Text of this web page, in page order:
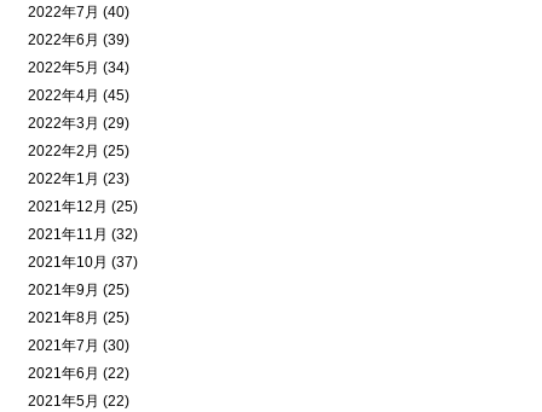
2022年7月 (40)
2022年6月 (39)
2022年5月 (34)
2022年4月 (45)
2022年3月 (29)
2022年2月 (25)
2022年1月 (23)
2021年12月 (25)
2021年11月 (32)
2021年10月 (37)
2021年9月 (25)
2021年8月 (25)
2021年7月 (30)
2021年6月 (22)
2021年5月 (22)